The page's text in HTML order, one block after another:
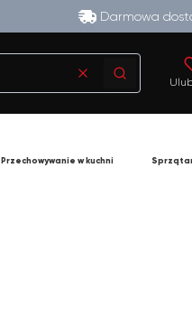
Darmowa
WyczyśćSzukaj
Przechowywanie w kuchni